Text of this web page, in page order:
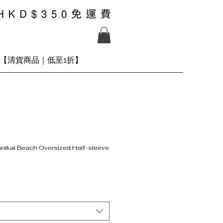
【清貨商品｜低至1折】
Beach Oversized Half-sleeve